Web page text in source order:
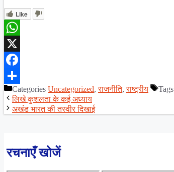
Like
WhatsApp
X
Facebook
ShareCategories Uncategorized,राजनीति,राष्ट्रीय Tags
लिखे कुशलता के कई अध्याय
अखंड भारत की तस्वीर दिखाई
रचनाएँ खोजें